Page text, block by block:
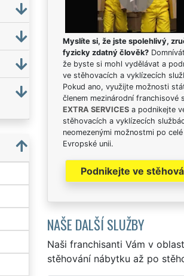
Myslíte si, že jste spolehlivý,
fyzicky zdatný člověk?
že byste si mohl vydělávat a
ve stěhovacích a vyklízecích
Pokud ano, využijte možnosti
členem mezinárodní franchisové
EXTRA SERVICESa podnikejte
stěhovacích a vyklízecích
neomezenými možnostmi po celé
Evropské unii.
Podnikejte ve
NAŠE DALŠÍ SLUŽBY
Naši franchisanti Vám v
stěhování nábytku až po